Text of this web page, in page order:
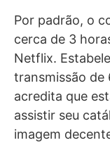
Por padrão, o
cerca de 3
Netflix.
transmissão de
acredita que
assistir seu
imagem